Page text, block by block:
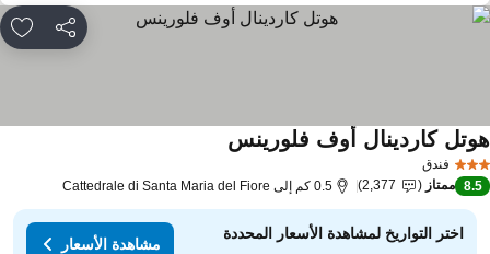
مشاركة
فندق
كاردينال أوف فلورينس
8.5 ممتاز 2,377 0.5 كم إلى Cattedrale di Santa Maria del Fiore
اختر التواريخ لمشاهدة الأسعار المحددة
مشاهدة الأسعار